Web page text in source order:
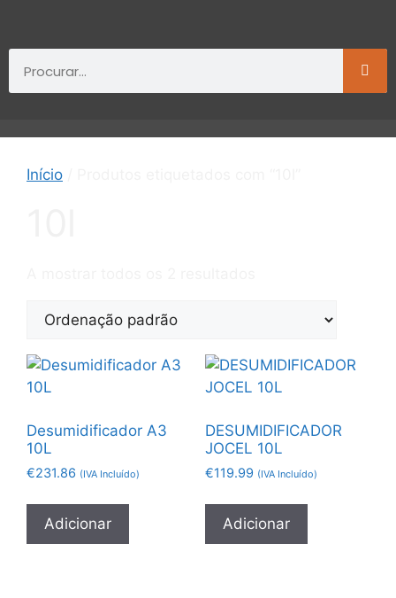
Início
Desumidificador A3
10L
€231.86 (IVA Incluído)
Adicionar
DESUMIDIFICADOR
JOCEL 10L
€119.99 (IVA Incluído)
Adicionar